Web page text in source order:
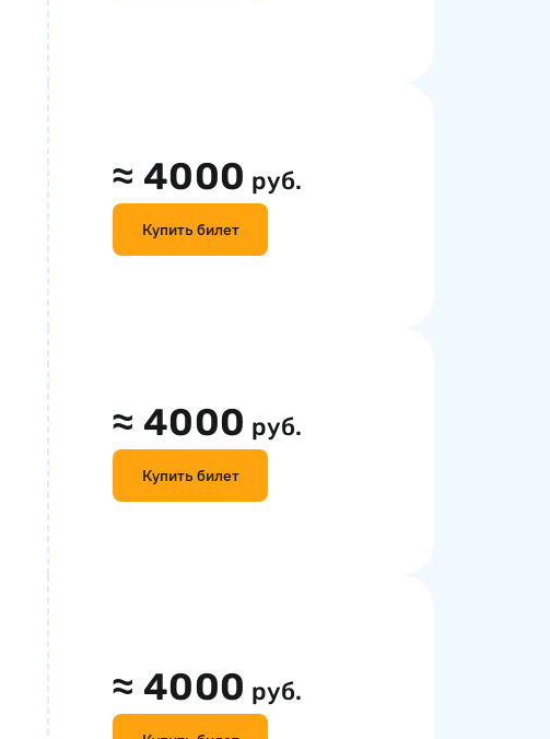
≈ 4000 руб.
Купить билет
≈ 4000 руб.
Купить билет
≈ 4000 руб.